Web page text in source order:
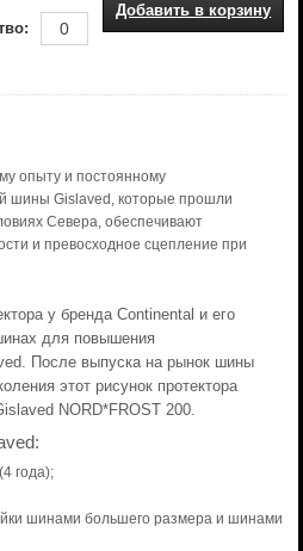
Добавить в корзину
опыту и постоянному
шины Gislaved, которые прошли
Севера, обеспечивают
и превосходное сцепление при
у бренда Continental и его
для повышения
После выпуска на рынок шины
этот рисунок протектора
NORD*FROST 200.
года);
шинами большего размера и шинами